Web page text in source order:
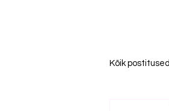
Kõik postitused